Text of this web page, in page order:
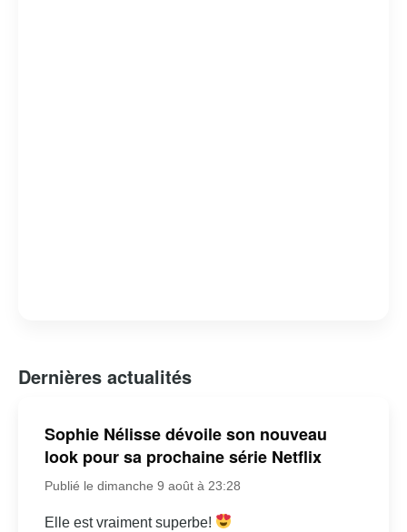
Dernières actualités
Sophie Nélisse dévoile son nouveau
look pour sa prochaine série Netflix
Publié le dimanche 9 août à 23:28
Elle est vraiment superbe!